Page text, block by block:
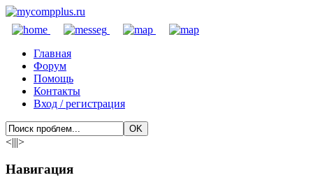
Главная
Форум
Помощь
Контакты
Вход / регистрация
<|||>
Навигация